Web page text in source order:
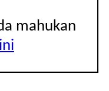
mahukan